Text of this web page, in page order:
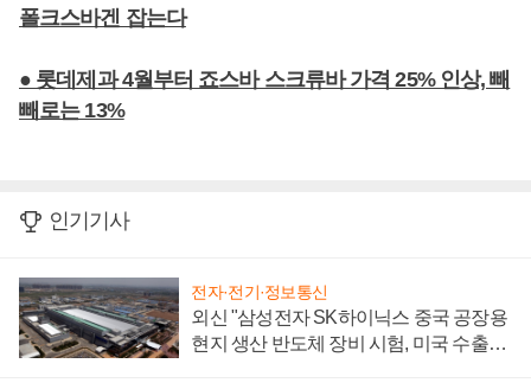
폴크스바겐 잡는다
● 롯데제과 4월부터 죠스바 스크류바 가격 25% 인상, 빼
빼로는 13%
인기기사
전자·전기·정보통신
외신 "삼성전자 SK하이닉스 중국 공장용
현지 생산 반도체 장비 시험, 미국 수출통